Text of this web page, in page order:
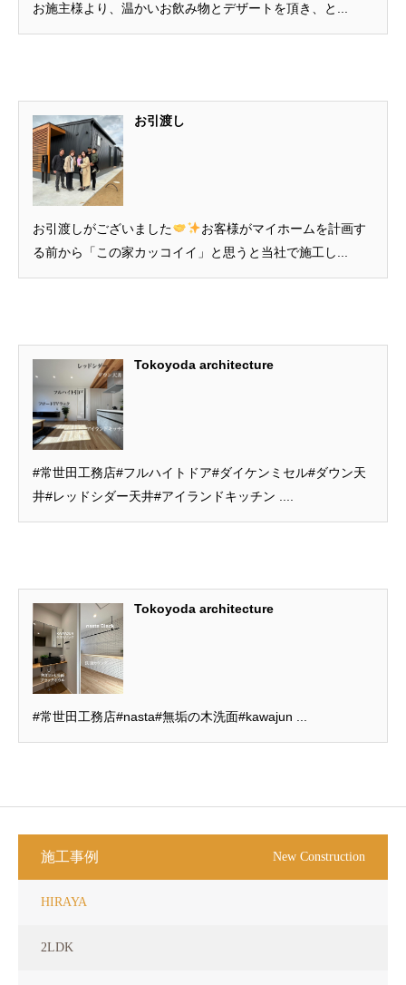
お施主様より、温かいお飲み物とデザートを頂き、と...
お引渡し
お引渡しがございました
お客様がマイホームを計画す
る前から「この家カッコイイ」と思うと当社で施工し...
Tokoyoda architecture
#常世田工務店#フルハイトドア#ダイケンミセル#ダウン天
井#レッドシダー天井#アイランドキッチン ....
Tokoyoda architecture
#常世田工務店#nasta#無垢の木洗面#kawajun ...
施工事例 New Construction
HIRAYA
2LDK